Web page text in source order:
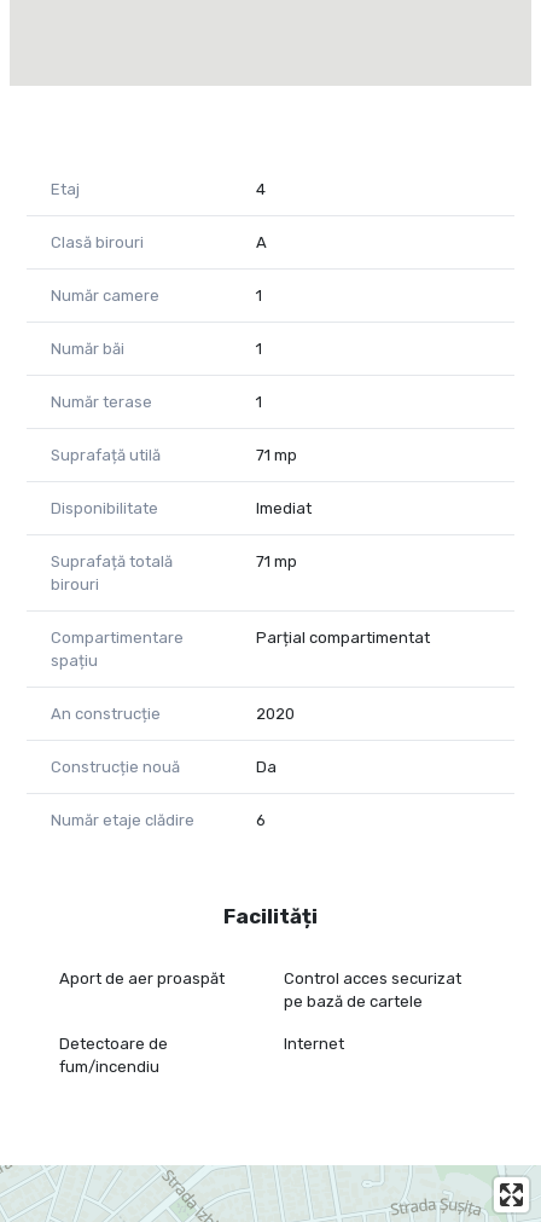
Pentru detalii și vizionare, contactează-mă acum!
Consultant imobiliar PropertyLab
📞 0758 409 801
CP2855894
Etaj 4
Clasă birouri A
Număr camere 1
Număr băi 1
Număr terase 1
Suprafață utilă 71 mp
Disponibilitate Imediat
Suprafață totală
birouri
71 mp
Compartimentare
spațiu
Parțial compartimentat
An construcție 2020
Construcție nouă Da
Număr etaje clădire 6
Facilități
Aport de aer proaspăt
Control acces securizat
pe bază de cartele
Detectoare de
fum/incendiu
Internet